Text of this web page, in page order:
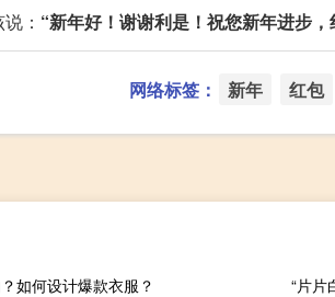
： “新年好！谢谢利是！祝您新年进步，
网络标签： 新年 红包
如何设计爆款衣服？
“片片